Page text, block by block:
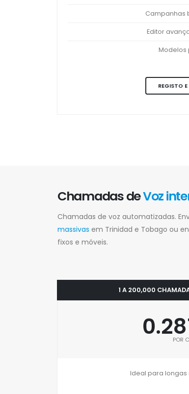
Campanhas
Editor
Modelos
REGISTO
Chamadas deVoz
Chamadas de voz automatizadas.
massivas em Trinidad e Tobago ou
fixos e móveis.
1 A 200,000
POR
Ideal para